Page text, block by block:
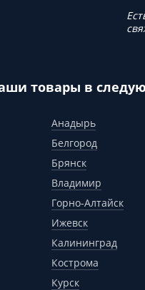
товары в
Анадырь
Белгород
Брянск
Владимир
Горно-Алтайск
Ижевск
Калининград
Кострома
Курск